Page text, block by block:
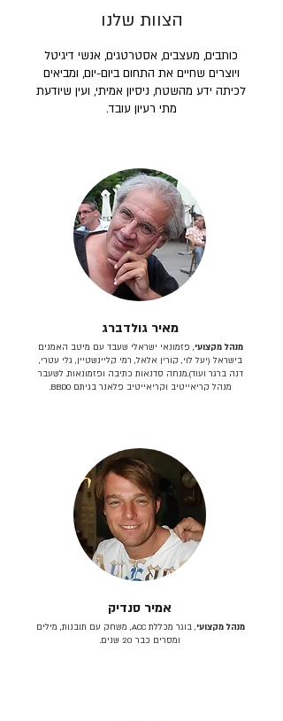
הצוות שלנו
כותבים, מעצבים, אסטרטגים, אנשי דיגיטל
ויוצרים שחיים את התחום ביום-יום, ומביאים
לכיתה ידע מהשטח, ניסיון אמיתי, ועין שיודעת
מתי רעיון עובד.
מאיר גולדברג
מנהל מקצועי, פזמונאי ישראלי שעבד עם מיטב האמנים
בישראל (יעל לוי, קורין אלאל, רמי קליינשטיין, גלי עטרי,
דנה ברגר ועוד).מנחה סדנאות כתיבה ופזמונאות. לשעבר
מנהל קריאייטיב וקריאייטיב פלאנר בגיתם BBDO.
אמיר סנדיק
מנהל מקצועי
, בוגר מכללת ACC, משחק עם תובנות, מילים
ומסרים כבר 20 שנים.